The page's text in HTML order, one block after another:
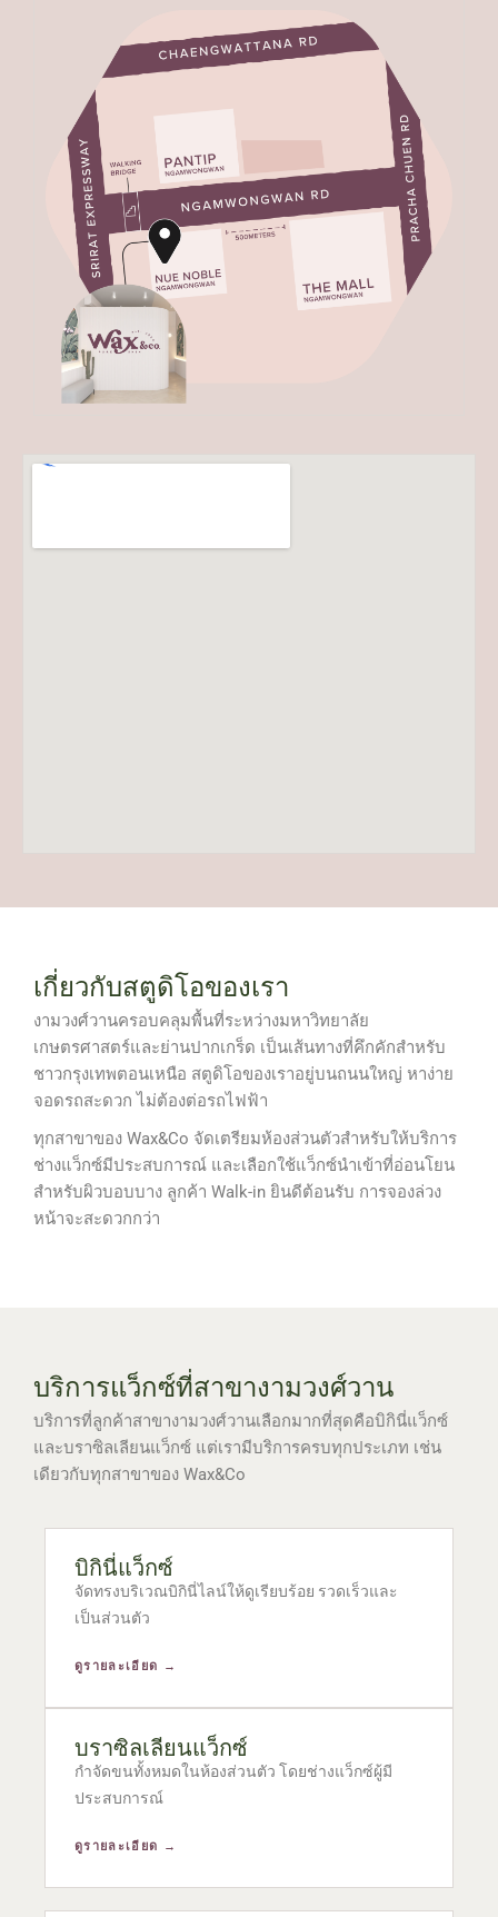
เกี่ยวกับสตูดิโอของเรา
งามวงศ์วานครอบคลุมพื้นที่ระหว่างมหาวิทยาลัย
เกษตรศาสตร์และย่านปากเกร็ด เป็นเส้นทางที่คึกคักสำหรับ
ชาวกรุงเทพตอนเหนือ สตูดิโอของเราอยู่บนถนนใหญ่ หาง่าย
จอดรถสะดวก ไม่ต้องต่อรถไฟฟ้า
ทุกสาขาของ Wax&Co จัดเตรียมห้องส่วนตัวสำหรับให้บริการ
ช่างแว็กซ์มีประสบการณ์ และเลือกใช้แว็กซ์นำเข้าที่อ่อนโยน
สำหรับผิวบอบบาง ลูกค้า Walk-in ยินดีต้อนรับ การจองล่วง
หน้าจะสะดวกกว่า
บริการแว็กซ์ที่สาขางามวงศ์วาน
บริการที่ลูกค้าสาขางามวงศ์วานเลือกมากที่สุดคือบิกินี่แว็กซ์
และบราซิลเลียนแว็กซ์ แต่เรามีบริการครบทุกประเภท เช่น
เดียวกับทุกสาขาของ Wax&Co
บิกินี่แว็กซ์
จัดทรงบริเวณบิกินี่ไลน์ให้ดูเรียบร้อย รวดเร็วและ
เป็นส่วนตัว
ดูรายละเอียด →
บราซิลเลียนแว็กซ์
กำจัดขนทั้งหมดในห้องส่วนตัว โดยช่างแว็กซ์ผู้มี
ประสบการณ์
ดูรายละเอียด →